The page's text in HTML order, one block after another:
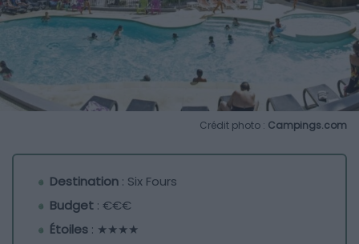
Crédit photo : Campings.com
Destination : Six Fours
Budget : €€€
Étoiles : ★★★★